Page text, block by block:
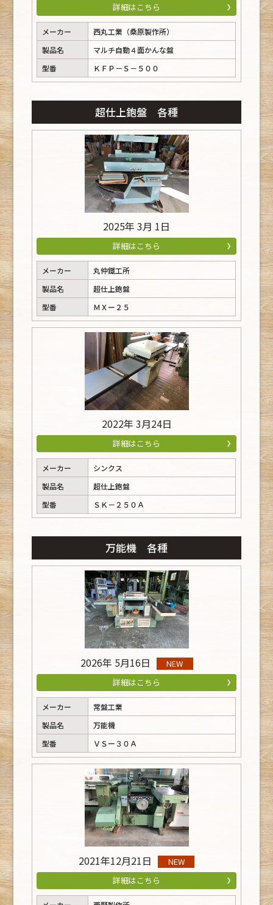
詳細はこちら
メーカー
西丸工業（桑原製作所）
製品名
マルチ自動４面かんな盤
型番
ＫＦＰ－Ｓ－５００
超仕上鉋盤 各種
2025年 3月 1日
詳細はこちら
メーカー
丸仲鐵工所
製品名
超仕上鉋盤
型番
ＭＸー２５
2022年 3月24日
詳細はこちら
メーカー
シンクス
製品名
超仕上鉋盤
型番
ＳＫ－２５０Ａ
万能機 各種
2026年 5月16日
NEW
詳細はこちら
メーカー
常盤工業
製品名
万能機
型番
ＶＳー３０Ａ
2021年12月21日
NEW
詳細はこちら